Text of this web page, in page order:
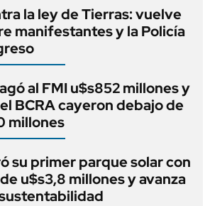
la ley de Tierras: vuelve
manifestantes y la Policía
al FMI u$s852 millones y
BCRA cayeron debajo de
millones
su primer parque solar con
u$s3,8 millones y avanza